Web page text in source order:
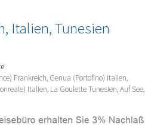
Italien, Tunesien
Frankreich, Genua (Portofino) Italien,
Italien, La Goulette Tunesien, Auf See,